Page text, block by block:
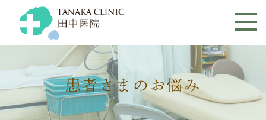
患者さまのお悩み